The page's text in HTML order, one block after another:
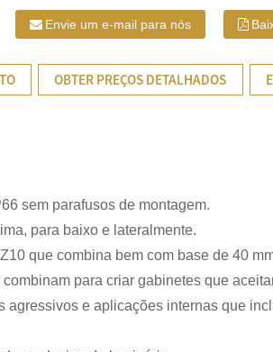
Envie um e-mail para nós
OBTER PREÇOS DETALHADOS
sem parafusos de montagem.
para baixo e lateralmente.
que combina bem com base de 40
para criar gabinetes que
agressivos e aplicações internas que